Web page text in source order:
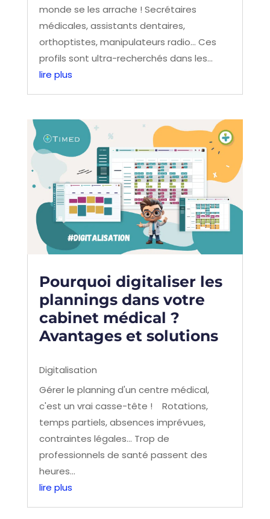
monde se les arrache ! Secrétaires
médicales, assistants dentaires,
orthoptistes, manipulateurs radio… Ces
profils sont ultra-recherchés dans les...
lire plus
Pourquoi digitaliser les
plannings dans votre
cabinet médical ?
Avantages et solutions
Digitalisation
Gérer le planning d'un centre médical,
c'est un vrai casse-tête ! Rotations,
temps partiels, absences imprévues,
contraintes légales… Trop de
professionnels de santé passent des
heures...
lire plus